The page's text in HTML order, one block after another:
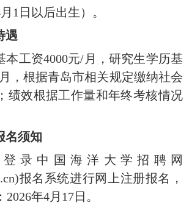
月 1 日以后出生）。
遇
本工资4000元/月，研究生学历基
，根据青岛市相关规定缴纳社会
绩效根据工作量和年终考核情况
名须知
录中国海洋大学招聘网
报名系统进行网上注册报名，
年4月17日。